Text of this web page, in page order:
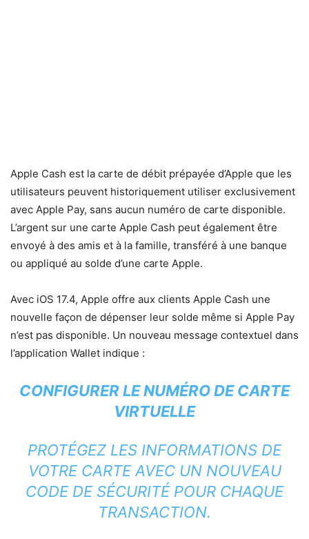
Apple Cash est la carte de débit prépayée d’Apple que les
utilisateurs peuvent historiquement utiliser exclusivement
avec Apple Pay, sans aucun numéro de carte disponible.
L’argent sur une carte Apple Cash peut également être
envoyé à des amis et à la famille, transféré à une banque
ou appliqué au solde d’une carte Apple.
Avec iOS 17.4, Apple offre aux clients Apple Cash une
nouvelle façon de dépenser leur solde même si Apple Pay
n’est pas disponible. Un nouveau message contextuel dans
l’application Wallet indique :
CONFIGURER LE NUMÉRO DE CARTE
VIRTUELLE
PROTÉGEZ LES INFORMATIONS DE
VOTRE CARTE AVEC UN NOUVEAU
CODE DE SÉCURITÉ POUR CHAQUE
TRANSACTION.